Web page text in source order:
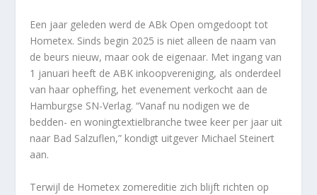
Een jaar geleden werd de ABk Open omgedoopt tot
Hometex. Sinds begin 2025 is niet alleen de naam van
de beurs nieuw, maar ook de eigenaar. Met ingang van
1 januari heeft de ABK inkoopvereniging, als onderdeel
van haar opheffing, het evenement verkocht aan de
Hamburgse SN-Verlag. “Vanaf nu nodigen we de
bedden- en woningtextielbranche twee keer per jaar uit
naar Bad Salzuflen,” kondigt uitgever Michael Steinert
aan.
Terwijl de Hometex zomereditie zich blijft richten op